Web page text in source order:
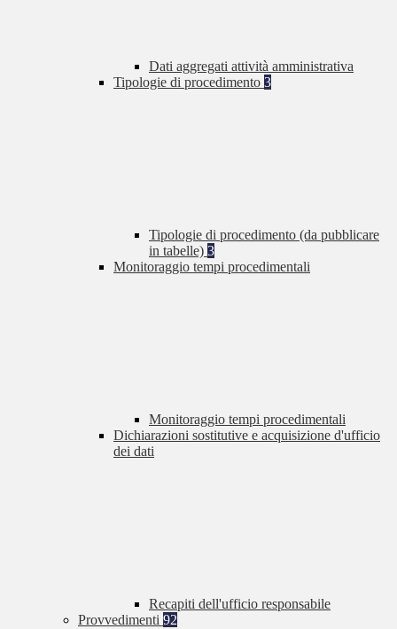
Dati aggregati attività amministrativa
Tipologie di procedimento 3
Tipologie di procedimento (da pubblicare
in tabelle) 3
Monitoraggio tempi procedimentali
Monitoraggio tempi procedimentali
Dichiarazioni sostitutive e acquisizione d'ufficio
dei dati
Recapiti dell'ufficio responsabile
Provvedimenti 92